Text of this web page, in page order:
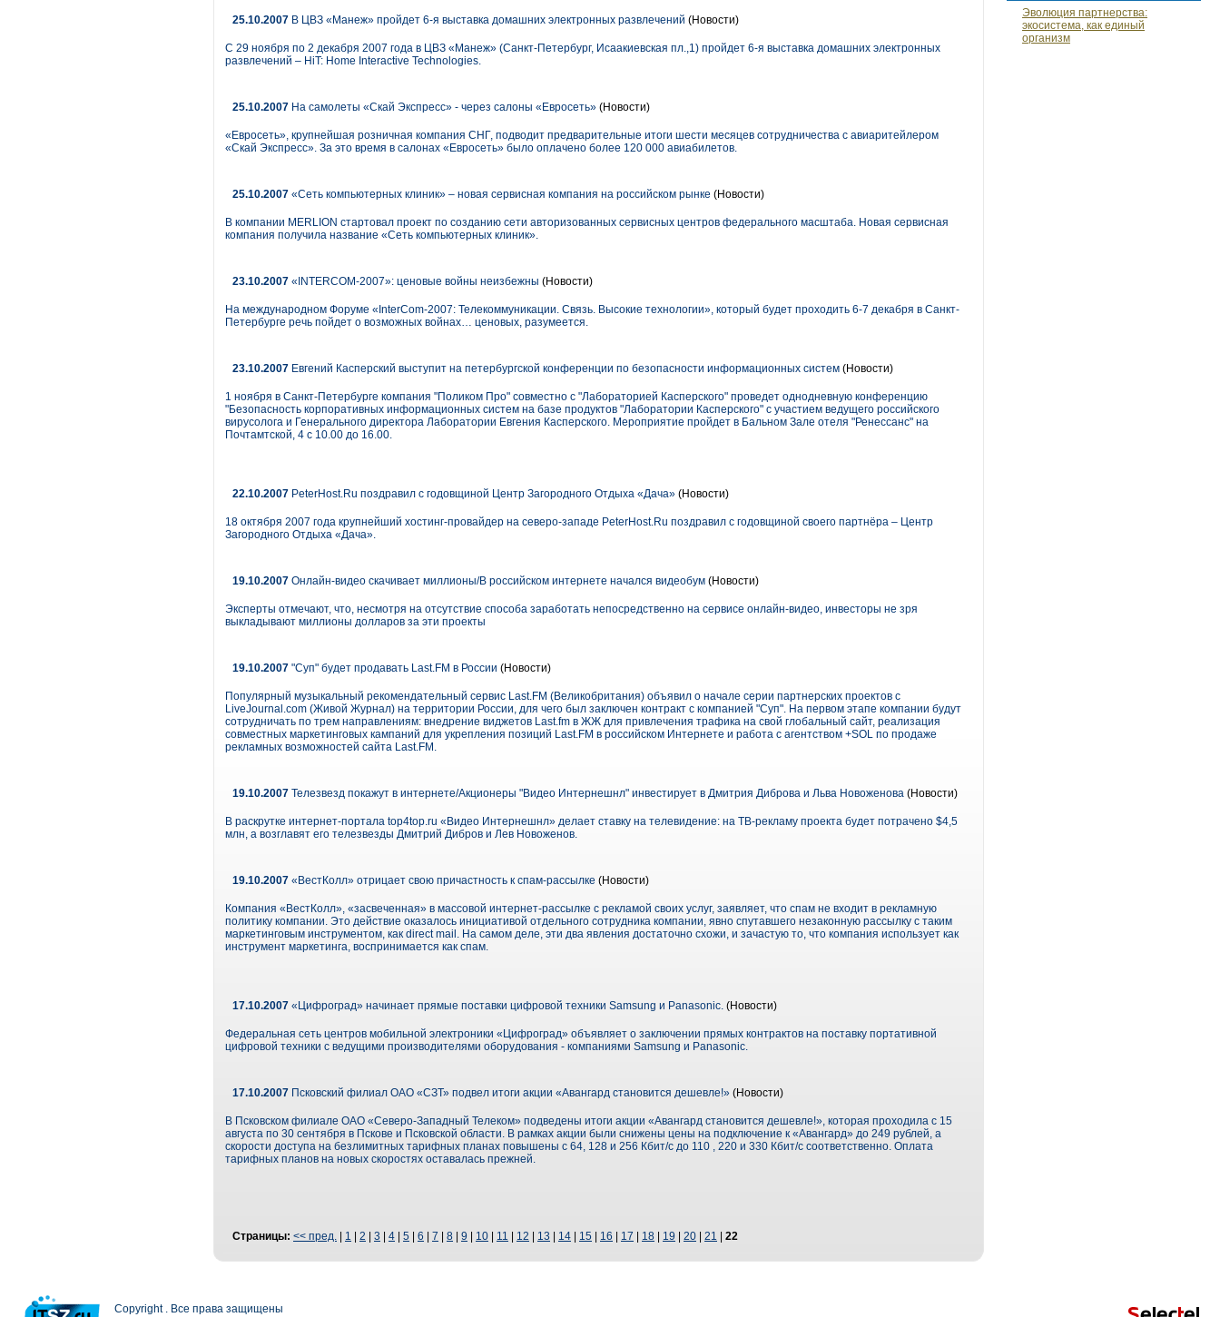
Эволюция партнерства:
экосистема, как единый
организм
25.10.2007 В ЦВЗ «Манеж» пройдет 6-я выставка домашних электронных развлечений (Новости)
С 29 ноября по 2 декабря 2007 года в ЦВЗ «Манеж» (Санкт-Петербург, Исаакиевская пл.,1) пройдет 6-я выставка домашних электронных
развлечений – HiT: Home Interactive Technologies.
25.10.2007 На самолеты «Скай Экспресс» - через салоны «Евросеть» (Новости)
«Евросеть», крупнейшая розничная компания СНГ, подводит предварительные итоги шести месяцев сотрудничества с авиаритейлером
«Скай Экспресс». За это время в салонах «Евросеть» было оплачено более 120 000 авиабилетов.
25.10.2007 «Сеть компьютерных клиник» – новая сервисная компания на российском рынке (Новости)
В компании MERLION стартовал проект по созданию сети авторизованных сервисных центров федерального масштаба. Новая сервисная
компания получила название «Сеть компьютерных клиник».
23.10.2007 «INTERCOM-2007»: ценовые войны неизбежны (Новости)
На международном Форуме «InterCom-2007: Телекоммуникации. Связь. Высокие технологии», который будет проходить 6-7 декабря в Санкт-
Петербурге речь пойдет о возможных войнах… ценовых, разумеется.
23.10.2007 Евгений Касперский выступит на петербургской конференции по безопасности информационных систем (Новости)
1 ноября в Санкт-Петербурге компания "Поликом Про" совместно с "Лабораторией Касперского" проведет однодневную конференцию
"Безопасность корпоративных информационных систем на базе продуктов "Лаборатории Касперского" с участием ведущего российского
вирусолога и Генерального директора Лаборатории Евгения Касперского. Мероприятие пройдет в Бальном Зале отеля "Ренессанс" на
Почтамтской, 4 с 10.00 до 16.00.
22.10.2007 PeterHost.Ru поздравил с годовщиной Центр Загородного Отдыха «Дача» (Новости)
18 октября 2007 года крупнейший хостинг-провайдер на северо-западе PeterHost.Ru поздравил с годовщиной своего партнёра – Центр
Загородного Отдыха «Дача».
19.10.2007 Онлайн-видео скачивает миллионы/В российском интернете начался видеобум (Новости)
Эксперты отмечают, что, несмотря на отсутствие способа заработать непосредственно на сервисе онлайн-видео, инвесторы не зря
выкладывают миллионы долларов за эти проекты
19.10.2007 "Суп" будет продавать Last.FM в России (Новости)
Популярный музыкальный рекомендательный сервис Last.FM (Великобритания) объявил о начале серии партнерских проектов с
LiveJournal.com (Живой Журнал) на территории России, для чего был заключен контракт с компанией "Суп". На первом этапе компании будут
сотрудничать по трем направлениям: внедрение виджетов Last.fm в ЖЖ для привлечения трафика на свой глобальный сайт, реализация
совместных маркетинговых кампаний для укрепления позиций Last.FM в российском Интернете и работа с агентством +SOL по продаже
рекламных возможностей сайта Last.FM.
19.10.2007 Телезвезд покажут в интернете/Акционеры "Видео Интернешнл" инвестирует в Дмитрия Диброва и Льва Новоженова (Новости)
В раскрутке интернет-портала top4top.ru «Видео Интернешнл» делает ставку на телевидение: на ТВ-рекламу проекта будет потрачено $4,5
млн, а возглавят его телезвезды Дмитрий Дибров и Лев Новоженов.
19.10.2007 «ВестКолл» отрицает свою причастность к спам-рассылке (Новости)
Компания «ВестКолл», «засвеченная» в массовой интернет-рассылке с рекламой своих услуг, заявляет, что спам не входит в рекламную
политику компании. Это действие оказалось инициативой отдельного сотрудника компании, явно спутавшего незаконную рассылку с таким
маркетинговым инструментом, как direct mail. На самом деле, эти два явления достаточно схожи, и зачастую то, что компания использует как
инструмент маркетинга, воспринимается как спам.
17.10.2007 «Цифроград» начинает прямые поставки цифровой техники Samsung и Panasonic. (Новости)
Федеральная сеть центров мобильной электроники «Цифроград» объявляет о заключении прямых контрактов на поставку портативной
цифровой техники с ведущими производителями оборудования - компаниями Samsung и Panasonic.
17.10.2007 Псковский филиал ОАО «СЗТ» подвел итоги акции «Авангард становится дешевле!» (Новости)
В Псковском филиале ОАО «Северо-Западный Телеком» подведены итоги акции «Авангард становится дешевле!», которая проходила с 15
августа по 30 сентября в Пскове и Псковской области. В рамках акции были снижены цены на подключение к «Авангард» до 249 рублей, а
скорости доступа на безлимитных тарифных планах повышены с 64, 128 и 256 Кбит/с до 110 , 220 и 330 Кбит/с соответственно. Оплата
тарифных планов на новых скоростях оставалась прежней.
Страницы: << пред. 1 2 3 4 5 6 7 8 9 10 11 12 13 14 15 16 17 18 19 20 21 22
Copyright . Все права защищены